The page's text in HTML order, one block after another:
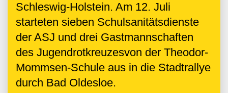
Schleswig-Holstein. Am 12. Juli
starteten sieben Schulsanitätsdienste
der ASJ und drei Gastmannschaften
des Jugendrotkreuzesvon der Theodor-
Mommsen-Schule aus in die Stadtrallye
durch Bad Oldesloe.